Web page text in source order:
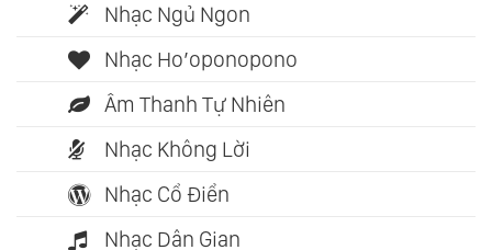
Nhạc Ngủ Ngon
Nhạc Ho’oponopono
Âm Thanh Tự Nhiên
Nhạc Không Lời
Nhạc Cổ Điển
Nhạc Dân Gian